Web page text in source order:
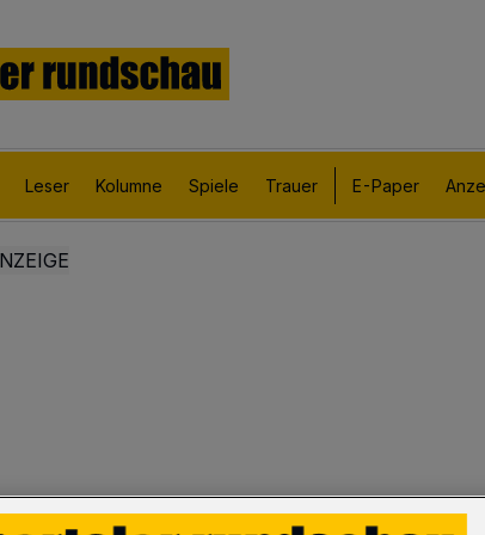
Leser Kolumne Spiele Trauer E-Paper